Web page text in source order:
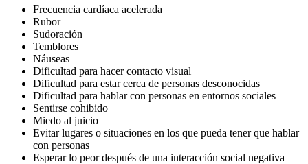
Frecuencia cardíaca acelerada
Rubor
Sudoración
Temblores
Náuseas
Dificultad para hacer contacto visual
Dificultad para estar cerca de personas desconocidas
Dificultad para hablar con personas en entornos sociales
Sentirse cohibido
Miedo al juicio
Evitar lugares o situaciones en los que pueda tener que hablar
con personas
Esperar lo peor después de una interacción social negativa